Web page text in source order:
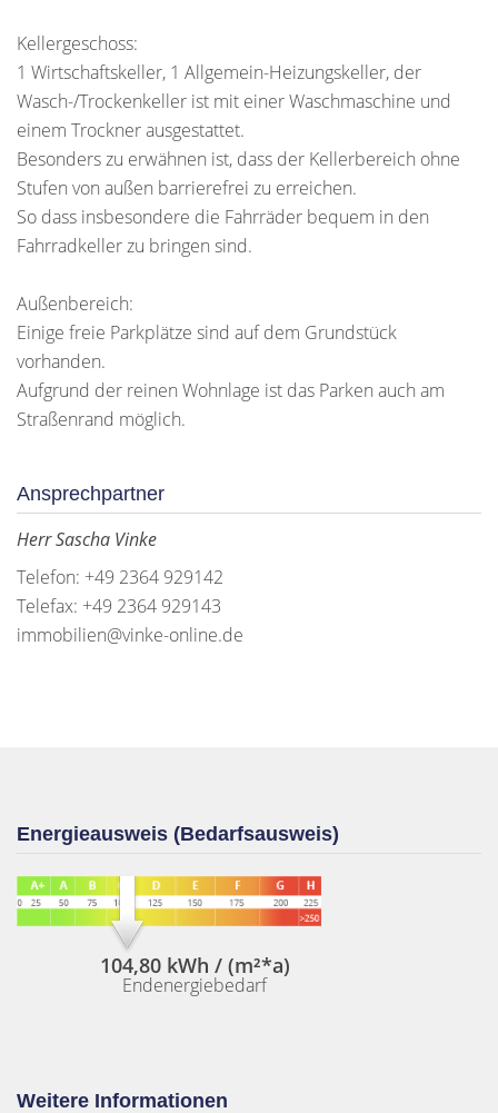
Kellergeschoss:
1 Wirtschaftskeller, 1 Allgemein-Heizungskeller, der
Wasch-/Trockenkeller ist mit einer Waschmaschine und
einem Trockner ausgestattet.
Besonders zu erwähnen ist, dass der Kellerbereich ohne
Stufen von außen barrierefrei zu erreichen.
So dass insbesondere die Fahrräder bequem in den
Fahrradkeller zu bringen sind.
Außenbereich:
Einige freie Parkplätze sind auf dem Grundstück
vorhanden.
Aufgrund der reinen Wohnlage ist das Parken auch am
Straßenrand möglich.
Ansprechpartner
Herr Sascha Vinke
Telefon: +49 2364 929142
Telefax: +49 2364 929143
immobilien@vinke-online.de
Energieausweis (Bedarfsausweis)
104,80 kWh / (m²*a)
Endenergiebedarf
Weitere Informationen